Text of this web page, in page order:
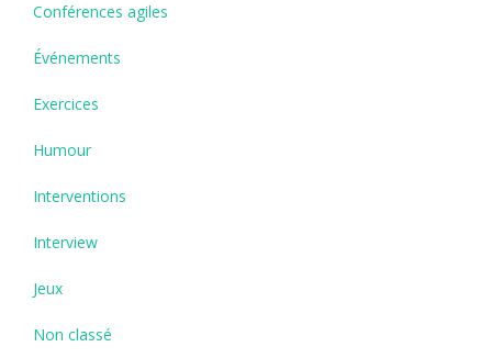
Conférences agiles
Événements
Exercices
Humour
Interventions
Interview
Jeux
Non classé